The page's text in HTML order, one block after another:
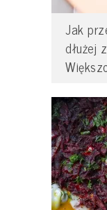
Jak
dłużej